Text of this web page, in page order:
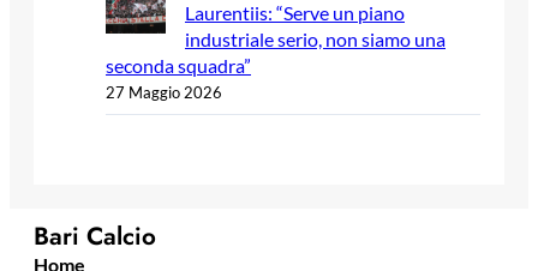
Laurentiis: “Serve un piano
industriale serio, non siamo una
seconda squadra”
27 Maggio 2026
Bari Calcio
Home